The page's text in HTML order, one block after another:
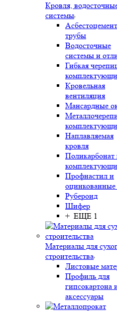
Кровля,
системы
трубы
Водосточные
системы и
Гибкая
Кровельная
вентиляция
Мансардные
Наплавляемая
кровля
Поликарбонат
Профнастил и
Рубероид
Шифер
+ ЕЩЕ 1
Материалы для
строительства
Листовые
Профиль для
гипсокартона
аксессуары